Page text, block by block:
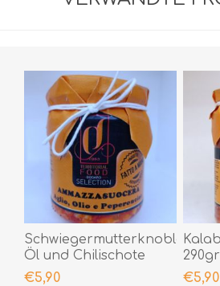
Schwiegermutterknoblauch,
Öl und Chilischote
190gr
€5,90
290gr
€5,90